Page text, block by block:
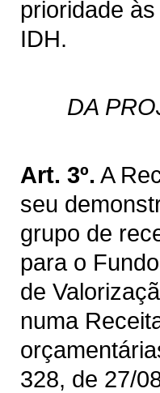
prioridade
IDH.
DA
Art. 3º. A
seu
grupo de
para o
de
numa
328, de 27/